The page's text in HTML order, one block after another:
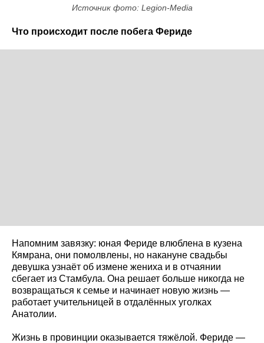
Источник фото: Legion-Media
Что происходит после побега Фериде
Напомним завязку: юная Фериде влюблена в кузена
Кямрана, они помолвлены, но накануне свадьбы
девушка узнаёт об измене жениха и в отчаянии
сбегает из Стамбула. Она решает больше никогда не
возвращаться к семье и начинает новую жизнь —
работает учительницей в отдалённых уголках
Анатолии.
Жизнь в провинции оказывается тяжёлой. Фериде —